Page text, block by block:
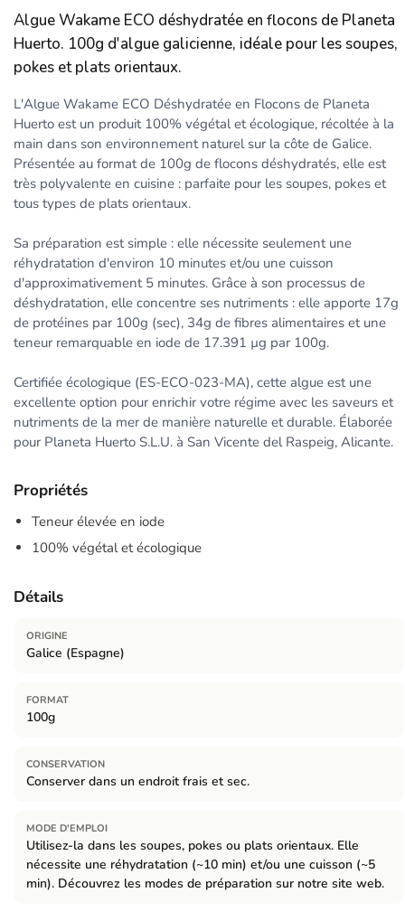
Algue Wakame ECO déshydratée en flocons de Planeta
Huerto. 100g d'algue galicienne, idéale pour les soupes,
pokes et plats orientaux.
L'Algue Wakame ECO Déshydratée en Flocons de Planeta
Huerto est un produit 100% végétal et écologique, récoltée à la
main dans son environnement naturel sur la côte de Galice.
Présentée au format de 100g de flocons déshydratés, elle est
très polyvalente en cuisine : parfaite pour les soupes, pokes et
tous types de plats orientaux.
Sa préparation est simple : elle nécessite seulement une
réhydratation d'environ 10 minutes et/ou une cuisson
d'approximativement 5 minutes. Grâce à son processus de
déshydratation, elle concentre ses nutriments : elle apporte 17g
de protéines par 100g (sec), 34g de fibres alimentaires et une
teneur remarquable en iode de 17.391 µg par 100g.
Certifiée écologique (ES-ECO-023-MA), cette algue est une
excellente option pour enrichir votre régime avec les saveurs et
nutriments de la mer de manière naturelle et durable. Élaborée
pour Planeta Huerto S.L.U. à San Vicente del Raspeig, Alicante.
Propriétés
Teneur élevée en iode
100% végétal et écologique
Détails
ORIGINE
Galice (Espagne)
FORMAT
100g
CONSERVATION
Conserver dans un endroit frais et sec.
MODE D'EMPLOI
Utilisez-la dans les soupes, pokes ou plats orientaux. Elle
nécessite une réhydratation (~10 min) et/ou une cuisson (~5
min). Découvrez les modes de préparation sur notre site web.